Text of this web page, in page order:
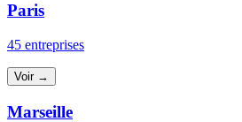
Paris
45 entreprises
Voir →
Marseille